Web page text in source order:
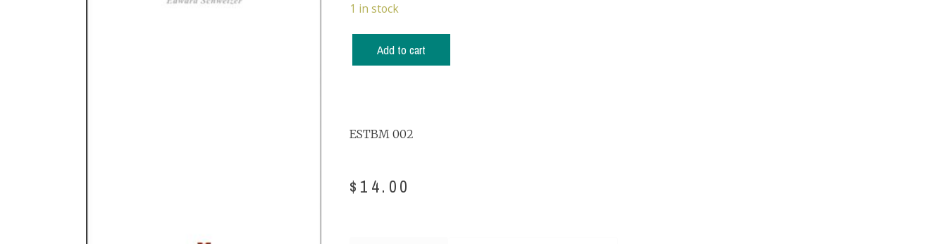
1 in stock
Add to cart
ESTBM 002
$ 14.00